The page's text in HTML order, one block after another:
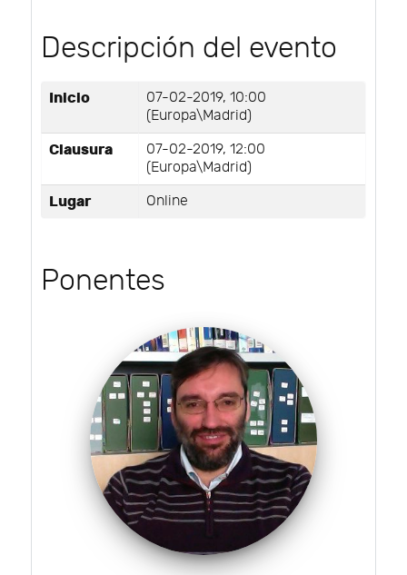
Descripción del evento
Inicio
07-02-2019, 10:00
(Europa\Madrid)
Clausura
07-02-2019, 12:00
(Europa\Madrid)
Lugar Online
Ponentes